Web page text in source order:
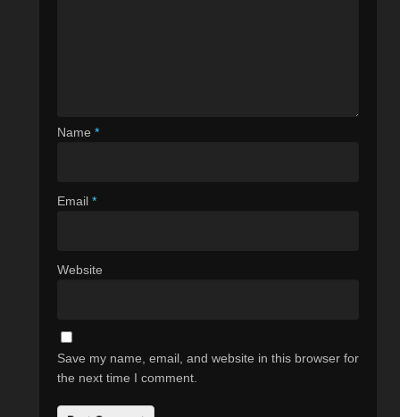
Name *
Email *
Website
Save my name, email, and website in this browser for
the next time I comment.